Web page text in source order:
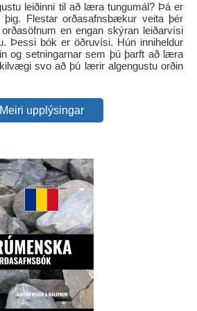
leiðinni til að læra tungumál? Þá er
þig. Flestar orðasafnsbækur veita þér
en engan skýran leiðarvísi
Þessi bók er öðruvísi. Hún inniheldur
og setningarnar sem þú þarft að læra
svo að þú lærir algengustu orðin
Meiri upplýsingar